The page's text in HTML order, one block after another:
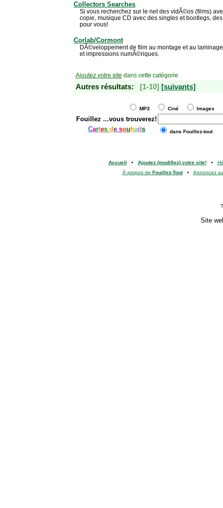
Collectors Searches
Si vous recherchez sur le net des vidÃ©os (films)
copie, musique CD avec des singles et bootlegs,
pour vous!
Corlab/Cormont
DÃ©veloppement de film au montage et au
et impressions numÃ©riques.
Ajoutez votre site dans cette catégorie
Autres résultats: [1-10] [suivants]
MP3 Ciné Images
Fouillez ...vous trouverez!
Cartes de sou haits dans Fouillez-tout
Accueil • Ajoutez (modifiez) votre site!•
À propos de Fouillez-Tout• Annoncez
Site